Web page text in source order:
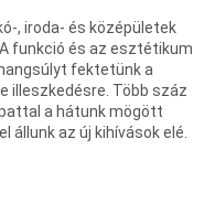
, iroda- és középületek
funkció és az esztétikum
fektetünk a
illeszkedésre. Több száz
a hátunk mögött
állunk az új kihívások elé.